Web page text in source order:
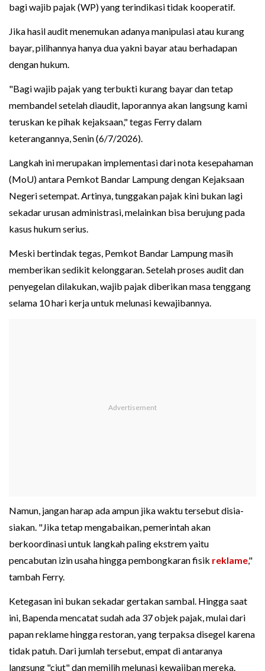
bagi wajib pajak (WP) yang terindikasi tidak kooperatif.
Jika hasil audit menemukan adanya manipulasi atau kurang
bayar, pilihannya hanya dua yakni bayar atau berhadapan
dengan hukum.
"Bagi wajib pajak yang terbukti kurang bayar dan tetap
membandel setelah diaudit, laporannya akan langsung kami
teruskan ke pihak kejaksaan," tegas Ferry dalam
keterangannya, Senin (6/7/2026).
Langkah ini merupakan implementasi dari nota kesepahaman
(MoU) antara Pemkot Bandar Lampung dengan Kejaksaan
Negeri setempat. Artinya, tunggakan pajak kini bukan lagi
sekadar urusan administrasi, melainkan bisa berujung pada
kasus hukum serius.
Meski bertindak tegas, Pemkot Bandar Lampung masih
memberikan sedikit kelonggaran. Setelah proses audit dan
penyegelan dilakukan, wajib pajak diberikan masa tenggang
selama 10 hari kerja untuk melunasi kewajibannya.
Namun, jangan harap ada ampun jika waktu tersebut disia-
siakan. "Jika tetap mengabaikan, pemerintah akan
berkoordinasi untuk langkah paling ekstrem yaitu
pencabutan izin usaha hingga pembongkaran fisik reklame,"
tambah Ferry.
Ketegasan ini bukan sekadar gertakan sambal. Hingga saat
ini, Bapenda mencatat sudah ada 37 objek pajak, mulai dari
papan reklame hingga restoran, yang terpaksa disegel karena
tidak patuh. Dari jumlah tersebut, empat di antaranya
langsung "ciut" dan memilih melunasi kewajiban mereka.